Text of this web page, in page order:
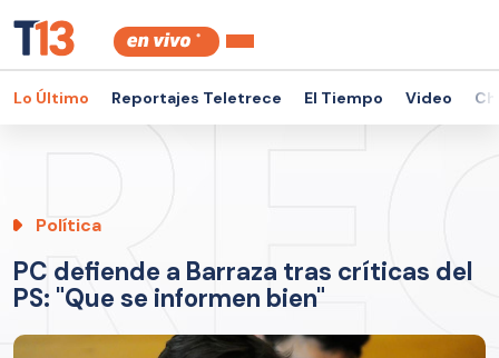
Lo Último Reportajes Teletrece El Tiempo Video
Política
PC defiende a Barraza tras críticas del
PS: "Que se informen bien"